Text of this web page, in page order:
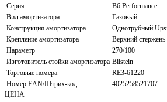
Серия
B6 Performance
Вид амортизатора
Газовый
Конструкция амортизатора
Однотрубный
Крепление амортизатора
Верхний стержень
Параметр
270/100
Изготовитель стойки амортизатора Bilstein
Торговые номера
RE3-61220
Номер EAN/Штрих-код
4025258521707
ЦЕНА